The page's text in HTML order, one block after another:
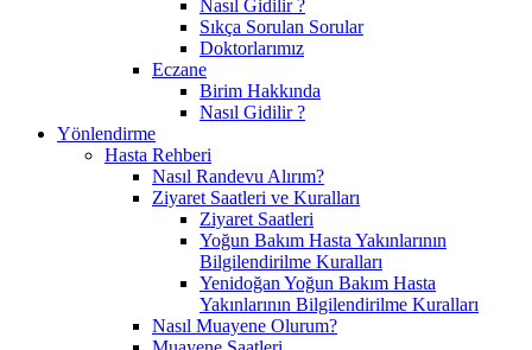
Nasıl Gidilir ?
Sıkça Sorulan Sorular
Doktorlarımız
Eczane
Birim Hakkında
Nasıl Gidilir ?
Yönlendirme
Hasta Rehberi
Nasıl Randevu Alırım?
Ziyaret Saatleri ve Kuralları
Ziyaret Saatleri
Yoğun Bakım Hasta Yakınlarının
Bilgilendirilme Kuralları
Yenidoğan Yoğun Bakım Hasta
Yakınlarının Bilgilendirilme Kuralları
Nasıl Muayene Olurum?